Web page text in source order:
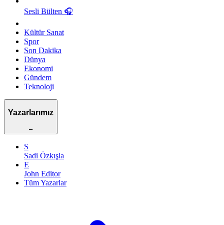
Sesli Bülten 🎧
Kültür Sanat
Spor
Son Dakika
Dünya
Ekonomi
Gündem
Teknoloji
Yazarlarımız
–
S
Sadi Özkışla
E
John Editor
Tüm Yazarlar